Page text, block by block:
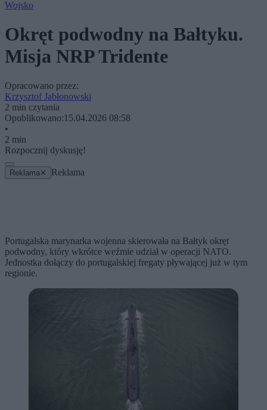
Wojsko
Okręt podwodny na Bałtyku.
Misja NRP Tridente
Opracowano przez:
Krzysztof Jabłonowski
2 min czytania
Opublikowano:15.04.2026 08:58
•
2 min
Rozpocznij dyskusję!
Reklama ✕ Reklama
Portugalska marynarka wojenna skierowała na Bałtyk okręt
podwodny, który wkrótce weźmie udział w operacji NATO.
Jednostka dołączy do portugalskiej fregaty pływającej już w tym
regionie.